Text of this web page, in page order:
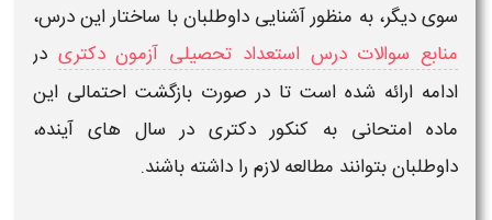
سوی دیگر، به منظور آشنایی داوطلبان با ساختار این درس،
منابع سوالات درس استعداد تحصیلی آزمون دکتری در
ادامه ارائه شده است تا در صورت بازگشت احتمالی این
ماده امتحانی به کنکور دکتری در سال‌ های آینده،
داوطلبان بتوانند مطالعه لازم را داشته باشند.